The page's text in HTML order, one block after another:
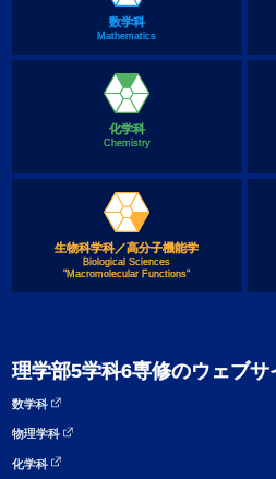
数学科
Mathematics
化学科
Chemistry
生物科学科／高分子機能学
Biological Sciences
"Macromolecular Functions"
理学部5学科6専修のウェブサ
数学科
物理学科
化学科